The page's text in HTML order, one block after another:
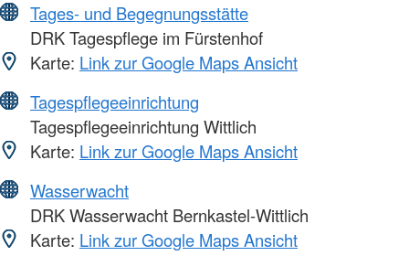
Tages- und Begegnungsstätte
DRK Tagespflege im Fürstenhof
Karte: Link zur Google Maps Ansicht
Tagespflegeeinrichtung
Tagespflegeeinrichtung Wittlich
Karte: Link zur Google Maps Ansicht
Wasserwacht
DRK Wasserwacht Bernkastel-Wittlich
Karte: Link zur Google Maps Ansicht